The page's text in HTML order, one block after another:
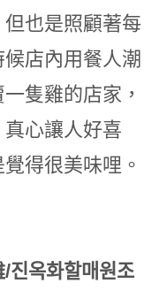
也是照顧著每
店內用餐人潮
隻雞的店家，
心讓人好喜
得很美味哩。
옥화할매원조